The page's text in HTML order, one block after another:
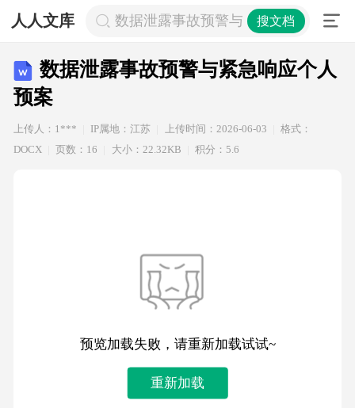
人人文库 数据泄露事故预警与紧急响应个人预
搜文档
数据泄露事故预警与紧急响应个人
预案
上传人：1*** IP属地：江苏 上传时间：2026-06-03
格式：
DOCX
页数：16 大小：22.32KB 积分：5.6
预览加载失败，请重新加载试试~
重新加载